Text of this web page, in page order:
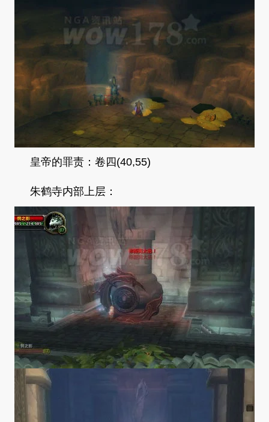
皇帝的罪责：卷四(40,55)
朱鹤寺内部上层：